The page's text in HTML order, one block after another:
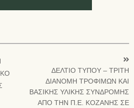
ΔΕΛΤΙΟ ΤΥΠΟΥ – ΤΡΙΤΗ
ΔΙΑΝΟΜΗ ΤΡΟΦΙΜΩΝ ΚΑΙ
ΒΑΣΙΚΗΣ ΥΛΙΚΗΣ ΣΥΝΔΡΟΜΗΣ
ΑΠΟ ΤΗΝ Π.Ε. ΚΟΖΑΝΗΣ ΣΕ